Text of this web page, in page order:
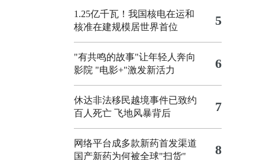
1.25亿千瓦！我国核电在运和
核准在建规模居世界首位
5
"有共鸣的故事"让年轻人奔向
影院 "电影+"激发新活力 6
休达非法移民越境事件已致约
百人死亡 飞地风暴背后 7
网络平台成多款新药首发渠道
国产新药为何被全球"扫货"
8